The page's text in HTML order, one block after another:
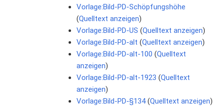
Vorlage:Bild-PD-Schöpfungshöhe
(Quelltext anzeigen)
Vorlage:Bild-PD-US (Quelltext anzeigen)
Vorlage:Bild-PD-alt (Quelltext anzeigen)
Vorlage:Bild-PD-alt-100 (Quelltext
anzeigen)
Vorlage:Bild-PD-alt-1923 (Quelltext
anzeigen)
Vorlage:Bild-PD-§134(Quelltext anzeigen)